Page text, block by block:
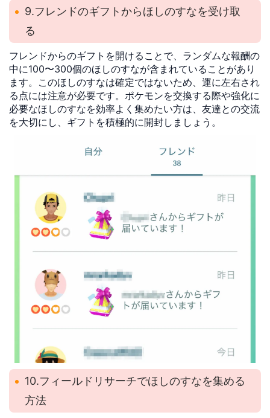
9.フレンドのギフトからほしのすなを受け取
る
フレンドからのギフトを開けることで、ランダムな報酬の
中に100〜300個のほしのすなが含まれていることがあり
ます。このほしのすなは確定ではないため、運に左右され
る点には注意が必要です。ポケモンを交換する際や強化に
必要なほしのすなを効率よく集めたい方は、友達との交流
を大切にし、ギフトを積極的に開封しましょう。
10.フィールドリサーチでほしのすなを集める
方法